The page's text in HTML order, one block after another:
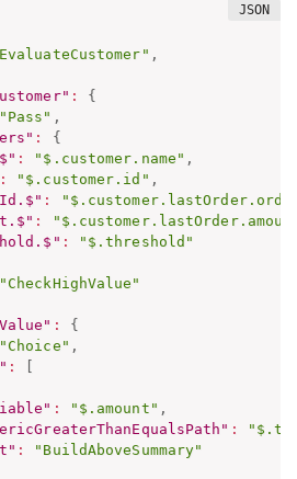
,
:
{
"Pass" ,
:
{
: "$.customer.name" ,
: "$.customer.id" ,
:
:
:
"$.threshold"
"CheckHighValue"
:
{
"Choice" ,
:
: "$.amount" ,
:
:
"BuildAboveSummary"